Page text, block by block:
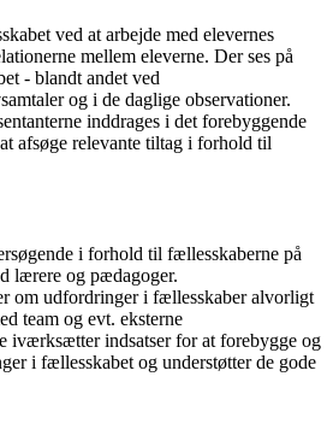
ved at arbejde med elevernes
mellem eleverne. Der ses på
- blandt andet ved
og i de daglige observationer.
inddrages i det forebyggende
afsøge relevante tiltag i forhold til
i forhold til fællesskaberne på
lærere og pædagoger.
om udfordringer i fællesskaber alvorligt
team og evt. eksterne
iværksætter indsatser for at forebygge og
i fællesskabet og understøtter de gode